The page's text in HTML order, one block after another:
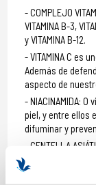
COMPLEJO
VITAMINA B-3,
y VITAMINA B-12.
VITAMINA C es
Además de
aspecto de
NIACINAMIDA:
piel, y entre ellos
difuminar y
CENTELLA
microcirculación
ÁCIDO